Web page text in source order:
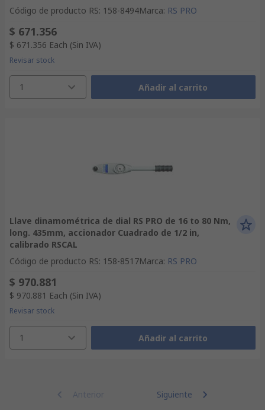
Código de producto RS: 158-8494Marca: RS PRO
$ 671.356
$ 671.356 Each (Sin IVA)
Revisar stock
1 Añadir al carrito
Llave dinamométrica de dial RS PRO de 16 to 80 Nm,
long. 435mm, accionador Cuadrado de 1/2 in,
calibrado RSCAL
Código de producto RS: 158-8517Marca: RS PRO
$ 970.881
$ 970.881 Each (Sin IVA)
Revisar stock
1 Añadir al carrito
Anterior Siguiente